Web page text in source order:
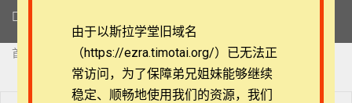
首页 教牧 灵命塑造（艾华柏博士）
由于以斯拉学堂旧域名
（https://ezra.timotai.org/）已无法正
常访问， 为了保障弟兄姐妹能够继续
稳定、顺畅地使用我们的资源，我们